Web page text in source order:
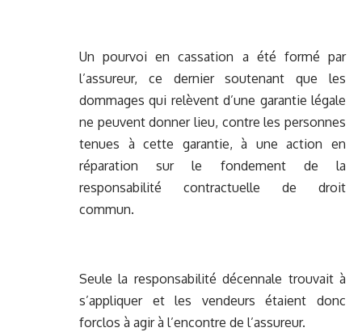
Un pourvoi en cassation a été formé par
l’assureur, ce dernier soutenant que les
dommages qui relèvent d’une garantie légale
ne peuvent donner lieu, contre les personnes
tenues à cette garantie, à une action en
réparation sur le fondement de la
responsabilité contractuelle de droit
commun.
Seule la responsabilité décennale trouvait à
s’appliquer et les vendeurs étaient donc
forclos à agir à l’encontre de l’assureur.